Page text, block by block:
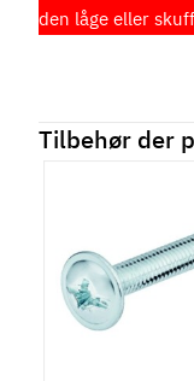
den låge eller
Tilbehør der